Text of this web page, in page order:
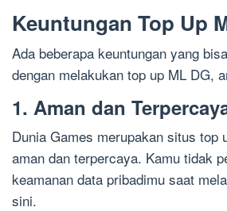
Keuntungan Top Up
Ada beberapa keuntungan yang
dengan melakukan top up ML DG,
1. Aman dan
Dunia Games merupakan situs top
aman dan terpercaya. Kamu tidak
keamanan data pribadimu saat
sini.